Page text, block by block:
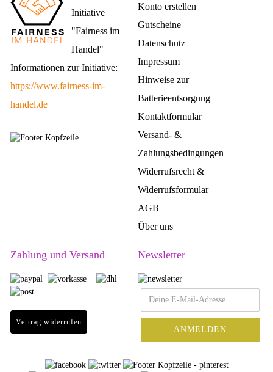
Initiative
"Fairness im
Handel"
Informationen zur Initiative:
https://www.fairness-im-
handel.de
Konto erstellen
Gutscheine
Datenschutz
Impressum
Hinweise zur
Batterieentsorgung
Kontaktformular
Versand- &
Zahlungsbedingungen
Widerrufsrecht &
Widerrufsformular
AGB
Über uns
Zahlung und Versand
Vertrag widerrufen
Newsletter